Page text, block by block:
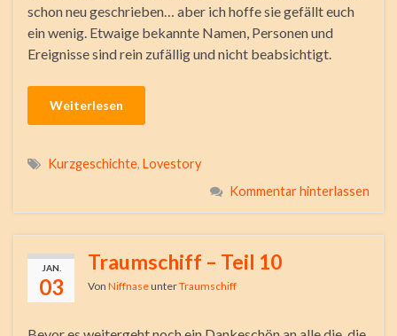
schon neu geschrieben… aber ich hoffe sie gefällt euch
ein wenig. Etwaige bekannte Namen, Personen und
Ereignisse sind rein zufällig und nicht beabsichtigt.
Weiterlesen
Kurzgeschichte, Lovestory
Kommentar hinterlassen
JAN.
03
Traumschiff – Teil 10
Von NiffnaseunterTraumschiff